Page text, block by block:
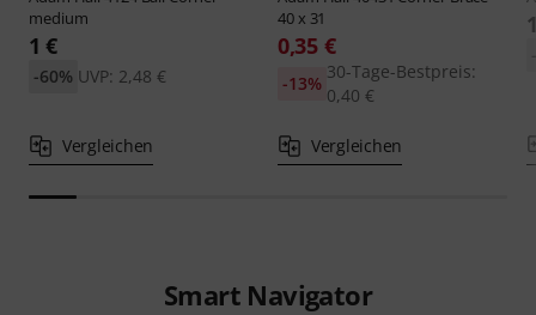
medium
1 €
UVP: 2,48 €
-60%
Vergleichen
40 x 31
0,35 €
30-Tage-Bestpreis:
0,40 €
-13%
Vergleichen
Smart Navigator